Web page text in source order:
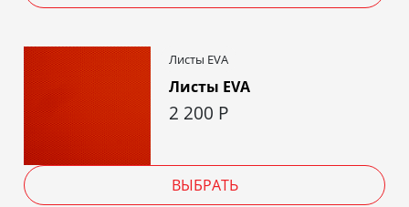
Листы EVA
Листы EVA
2 200 Р
ВЫБРАТЬ